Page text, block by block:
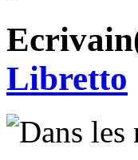
Libretto